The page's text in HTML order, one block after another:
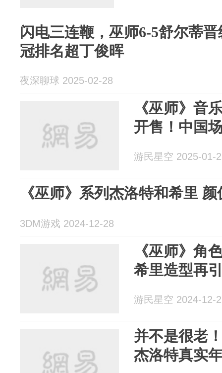
闪电三连鞭，巫师6-5舒尔蒂
冠排名超丁俊晖
夜深聊球 2025-02-28
《巫师》音
开售！中国
游民星空 2025-01-
《巫师》系列杰洛特和希里
3DM游戏 2024-12-28
《巫师》角
希里造型再
游民星空 2024-12-
并不是很老
杰洛特真实